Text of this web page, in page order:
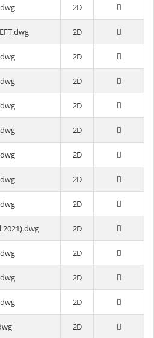
2D
2D
2D
2D
2D
2D
2D
2D
2D
2021).dwg 2D
2D
2D
2D
2D